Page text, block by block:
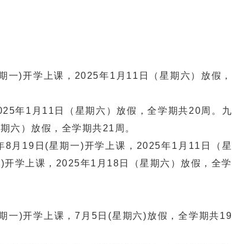
)开学上课，2025年1月11日（星期六）放假，
1月11日（星期六）放假，全学期共20周。九
六）放假，全学期共21周。
19日(星期一)开学上课，2025年1月11日（星
学上课，2025年1月18日（星期六）放假，全学
)开学上课，7月5日(星期六)放假，全学期共19